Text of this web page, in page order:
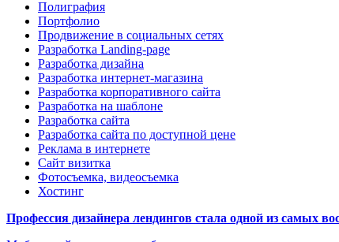
Полиграфия
Портфолио
Продвижение в социальных сетях
Разработка Landing-page
Разработка дизайна
Разработка интернет-магазина
Разработка корпоративного сайта
Разработка на шаблоне
Разработка сайта
Разработка сайта по доступной цене
Реклама в интернете
Сайт визитка
Фотосъемка, видеосъемка
Хостинг
Профессия дизайнера лендингов стала одной из самых